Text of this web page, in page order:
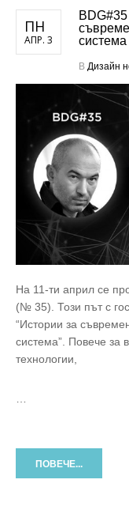
ПН
АПР. 3
система
В Дизайн
На 11-ти април се
(№ 35). Този път с
“Истории за
система”. Повече за
технологии,
…
ПОВЕЧЕ...